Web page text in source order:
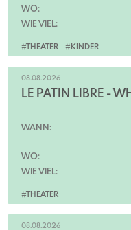
#THEATER #KINDER
WO:
WIE VIEL:
#THEATER
08.08.2026
LE PATIN LIBRE -
WANN:
WO:
WIE VIEL:
08.08.2026